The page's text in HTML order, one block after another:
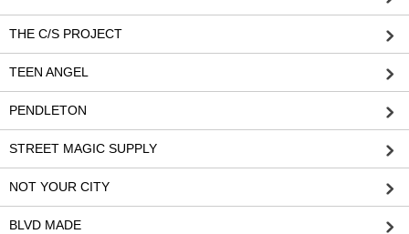
THE C/S PROJECT
TEEN ANGEL
PENDLETON
STREET MAGIC SUPPLY
NOT YOUR CITY
BLVD MADE